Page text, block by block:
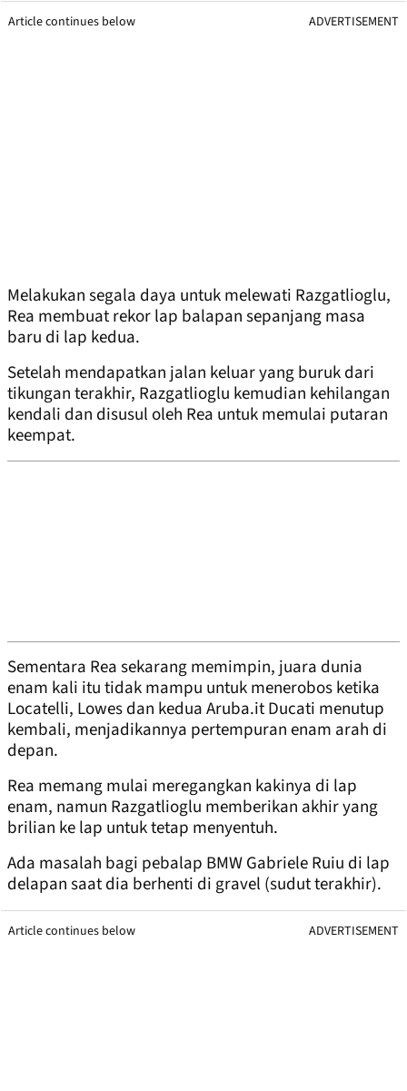
Article continues below ADVERTISEMENT
Melakukan segala daya untuk melewati Razgatlioglu,
Rea membuat rekor lap balapan sepanjang masa
baru di lap kedua.
Setelah mendapatkan jalan keluar yang buruk dari
tikungan terakhir, Razgatlioglu kemudian kehilangan
kendali dan disusul oleh Rea untuk memulai putaran
keempat.
Sementara Rea sekarang memimpin, juara dunia
enam kali itu tidak mampu untuk menerobos ketika
Locatelli, Lowes dan kedua Aruba.it Ducati menutup
kembali, menjadikannya pertempuran enam arah di
depan.
Rea memang mulai meregangkan kakinya di lap
enam, namun Razgatlioglu memberikan akhir yang
brilian ke lap untuk tetap menyentuh.
Ada masalah bagi pebalap BMW Gabriele Ruiu di lap
delapan saat dia berhenti di gravel (sudut terakhir).
Article continues below ADVERTISEMENT